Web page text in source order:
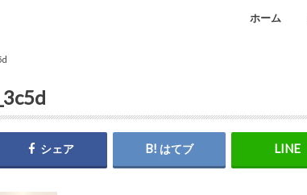
ホーム
シェア はてブ